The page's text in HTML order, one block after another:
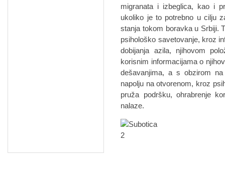
migranata i izbeglica, kao i
ukoliko je to potrebno u cilju
stanja tokom boravka u Srbiji.
psihološko savetovanje, kroz
dobijanja azila, njihovom
korisnim informacijama o
dešavanjima, a s obzirom
napolju na otvorenom, kroz
pruža podršku, ohrabrenje
nalaze.